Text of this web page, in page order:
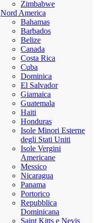
Zimbabwe
Nord America
Bahamas
Barbados
Belize
Canada
Costa Rica
Cuba
Dominica
El Salvador
Giamaica
Guatemala
Haiti
Honduras
Isole Minori Esterne
degli Stati Uniti
Isole Vergini
Americane
Messico
Nicaragua
Panama
Portorico
Repubblica
Dominicana
Saint Kitts e Nevis